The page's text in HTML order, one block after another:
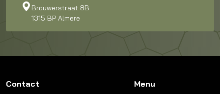
Brouwerstraat 8B
1315 BP Almere
Contact Menu